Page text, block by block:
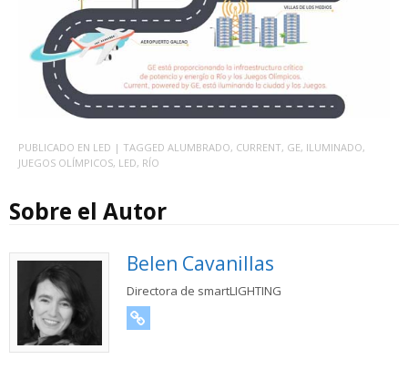
PUBLICADO EN LED | TAGGED ALUMBRADO, CURRENT, GE, ILUMINADO,
JUEGOS OLÍMPICOS, LED, RÍO
Sobre el Autor
Belen Cavanillas
Directora de smartLIGHTING